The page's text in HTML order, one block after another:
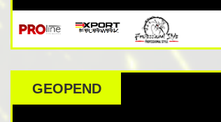
GEOPEND